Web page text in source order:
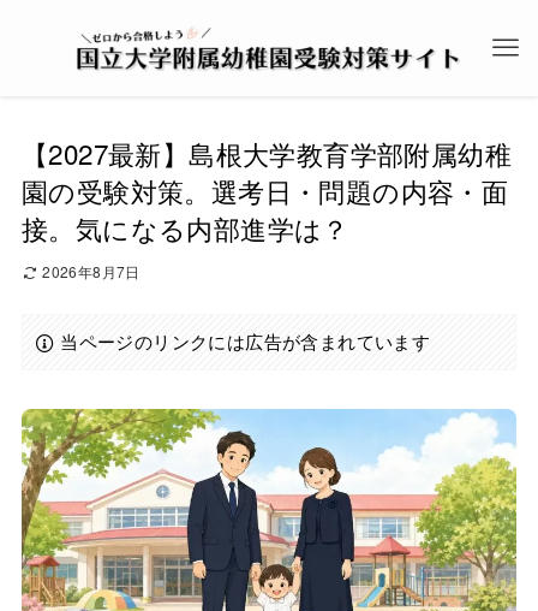
【2027最新】島根大学教育学部附属幼稚
園の受験対策。選考日・問題の内容・面
接。気になる内部進学は？
2026年8月7日
当ページのリンクには広告が含まれています